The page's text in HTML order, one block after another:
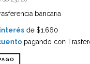
bancaria
de $1.660
pagando con